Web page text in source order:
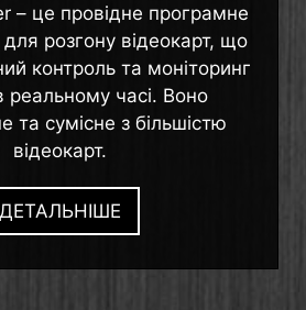
– це провідне програмне
розгону відеокарт, що
контроль та моніторинг
реальному часі. Воно
та сумісне з більшістю
відеокарт.
ДЕТАЛЬНІШЕ